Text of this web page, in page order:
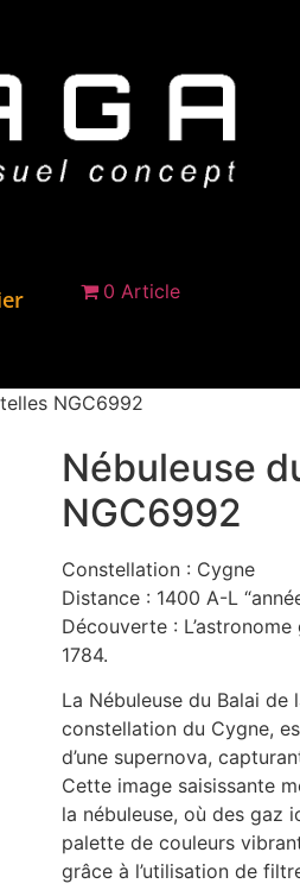
0 Article
NGC6992
Nébuleuse
NGC6992
Constellation : Cygne
Distance : 1400 A-L
Découverte :
1784.
La Nébuleuse du Balai
constellation du Cygne,
d’une supernova,
Cette image saisissante
la nébuleuse, où des gaz
palette de couleurs
grâce à l’utilisation de